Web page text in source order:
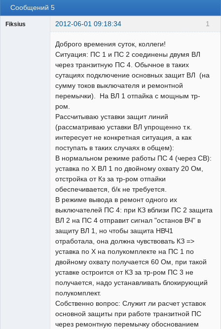
Сообщений 5
1
Fiksius 2012-06-01 09:18:34
Доброго времения суток, коллеги!
Ситуация: ПС 1 и ПС 2 соединены двумя ВЛ
через транзитную ПС 4. Обычное в таких
сутациях подключение основных защит ВЛ (на
сумму токов выключателя и ремонтной
перемычки). На ВЛ 1 отпайка с мощным тр-
ром.
Рассчитываю уставки защит линий
(рассматриваю уставки ВЛ упрощенно т.к.
интересует не конкретная ситуация, а как
поступать в таких случаях в общем):
В нормальном режиме работы ПС 4 (через СВ):
уставка по Х ВЛ 1 по двойному охвату 20 Ом,
отстройка от Кз за тр-ром отпайки
обеспечивается, б/к не требуется.
В режиме вывода в ремонт одного их
выключателей ПС 4: при КЗ вблизи ПС 2 защита
ВЛ 2 на ПС 4 отправит сигнал "останов ВЧ" в
защиту ВЛ 1, но чтобы защита НВЧ1
отработала, она должна чувствовать КЗ =>
уставка по Х на полукомплекте на ПС 1 по
двойному охвату получается 60 Ом, при такой
уставке остроится от КЗ за тр-ром ПС 3 не
получается, надо устанавливать блокирующий
полукомплект.
Собственно вопрос: Служит ли расчет уставок
основной защиты при работе транзитной ПС
через ремонтную перемычку обоснованием